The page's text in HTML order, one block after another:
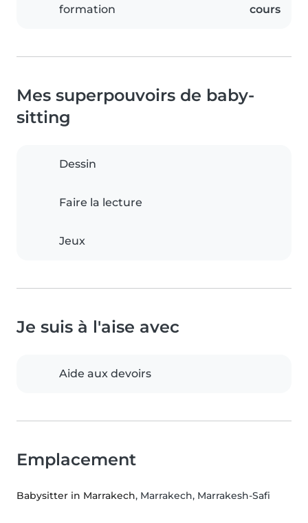
formation
cours
Mes superpouvoirs de baby-
sitting
Dessin
Faire la lecture
Jeux
Je suis à l'aise avec
Aide aux devoirs
Emplacement
Babysitter in Marrakech, Marrakech, Marrakesh-Safi